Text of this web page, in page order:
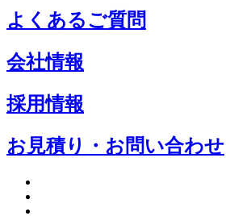
よくあるご質問
会社情報
採用情報
お見積り・お問い合わせ